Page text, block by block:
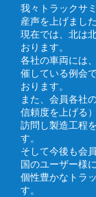
我々トラックサ
産声を上げました
現在では、北は
おります。
各社の車両には
催している例会
おります。
また、会員各社
信頼度を上げる
訪問し製造工程
す。
そして今後も会
国のユーザー様
個性豊かなトラ
す。